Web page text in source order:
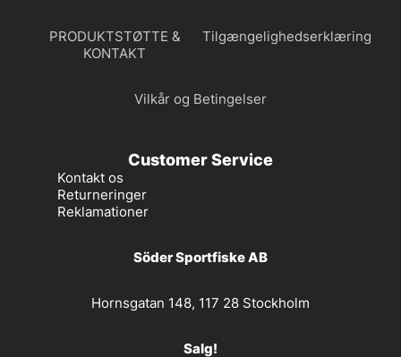
PRODUKTSTØTTE &
KONTAKT
Tilgængelighedserklæring
Vilkår og Betingelser
Customer Service
Kontakt os
Returneringer
Reklamationer
Söder Sportfiske AB
Hornsgatan 148, 117 28 Stockholm
Salg!